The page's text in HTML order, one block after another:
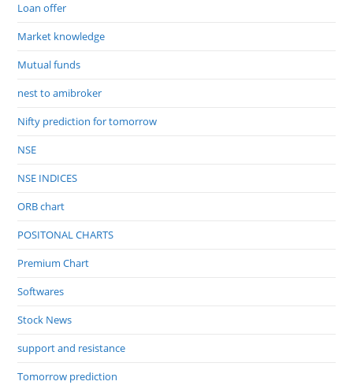
Loan offer
Market knowledge
Mutual funds
nest to amibroker
Nifty prediction for tomorrow
NSE
NSE INDICES
ORB chart
POSITONAL CHARTS
Premium Chart
Softwares
Stock News
support and resistance
Tomorrow prediction